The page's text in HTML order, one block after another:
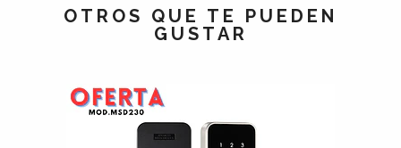
OTROS QUE TE PUEDEN
GUSTAR